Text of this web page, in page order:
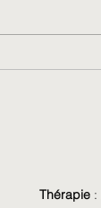
Thérapie: